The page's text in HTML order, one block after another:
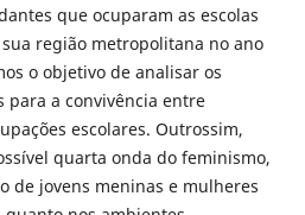
que ocuparam as escolas
região metropolitana no ano
o objetivo de analisar os
para a convivência entre
escolares. Outrossim,
quarta onda do feminismo,
de jovens meninas e mulheres